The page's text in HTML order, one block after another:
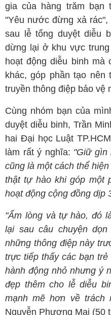
gia của hàng trăm bạn
"Yêu nước đừng xả rác",
sau lễ tổng duyệt diễu
dừng lại ở khu vực
hoạt động diễu binh mà
khác, góp phần tạo nên
truyền thông điệp bảo vệ
Cùng nhóm bạn của
duyệt diễu binh, Trần
hai Đại học Luật
làm rất ý nghĩa: "Giữ gìn
cũng là một cách thể
thật tự hào khi góp một
hoạt động cộng đồng dịp
"Ấm lòng và tự hào, đó
lại sau câu chuyện
những thông điệp này
trực tiếp thấy các bạn
hành động nhỏ nhưng ý
đẹp thêm cho lễ diễu
mạnh mẽ hơn về trách
Nguyễn Phương Mai (50